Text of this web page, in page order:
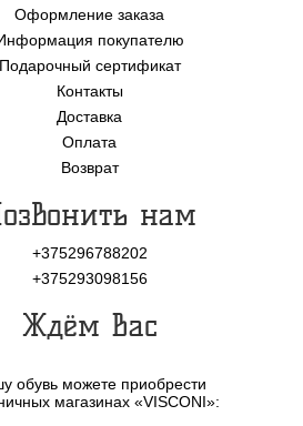
Оформление заказа
покупателю
Подарочный сертификат
Контакты
Доставка
Оплата
Возврат
нам
+375296788202
+375293098156
Ждём Вас
обувь можете приобрести
магазинах «VISCONI»: